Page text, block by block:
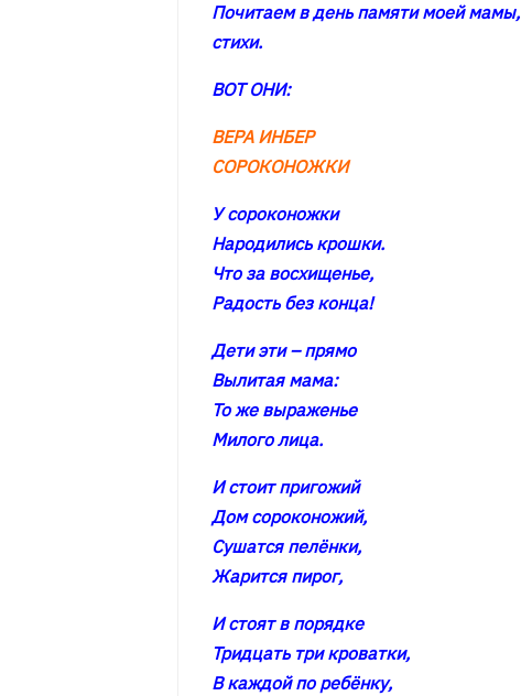
Почитаем в день памяти моей мамы,
стихи.
ВОТ ОНИ:
ВЕРА ИНБЕР
СОРОКОНОЖКИ
У сороконожки
Народились крошки.
Что за восхищенье,
Радость без конца!
Дети эти – прямо
Вылитая мама:
То же выраженье
Милого лица.
И стоит пригожий
Дом сороконожий,
Сушатся пелёнки,
Жарится пирог,
И стоят в порядке
Тридцать три кроватки,
В каждой по ребёнку,